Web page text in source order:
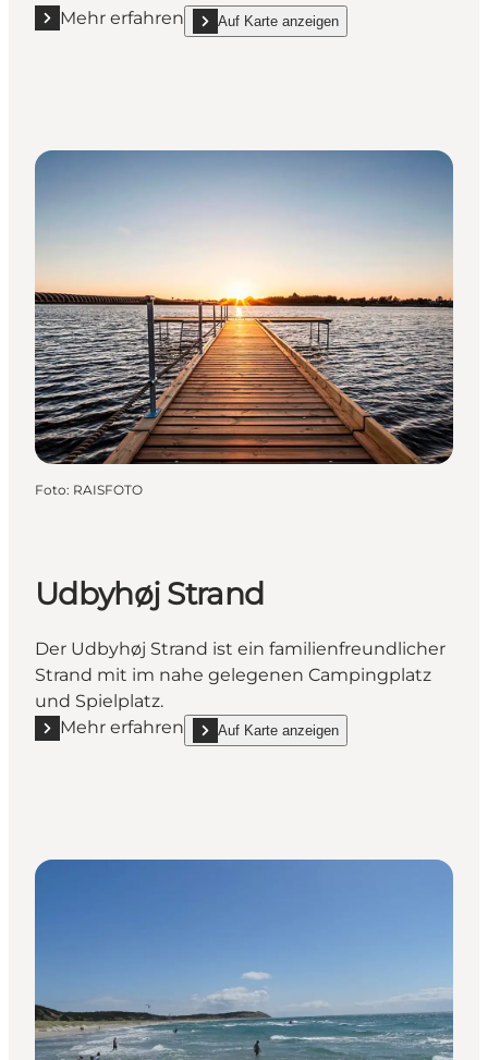
Mehr erfahren
Mehr erfahren "Bellevue Strand"
Auf Karte anzeigen
show Bellevue Strand on_map
Foto: RAISFOTO
Udbyhøj Strand
Der Udbyhøj Strand ist ein familienfreundlicher
Strand mit im nahe gelegenen Campingplatz
und Spielplatz.
Mehr erfahren
Mehr erfahren "Udbyhøj Strand"
Auf Karte anzeigen
show Udbyhøj Strand on_map